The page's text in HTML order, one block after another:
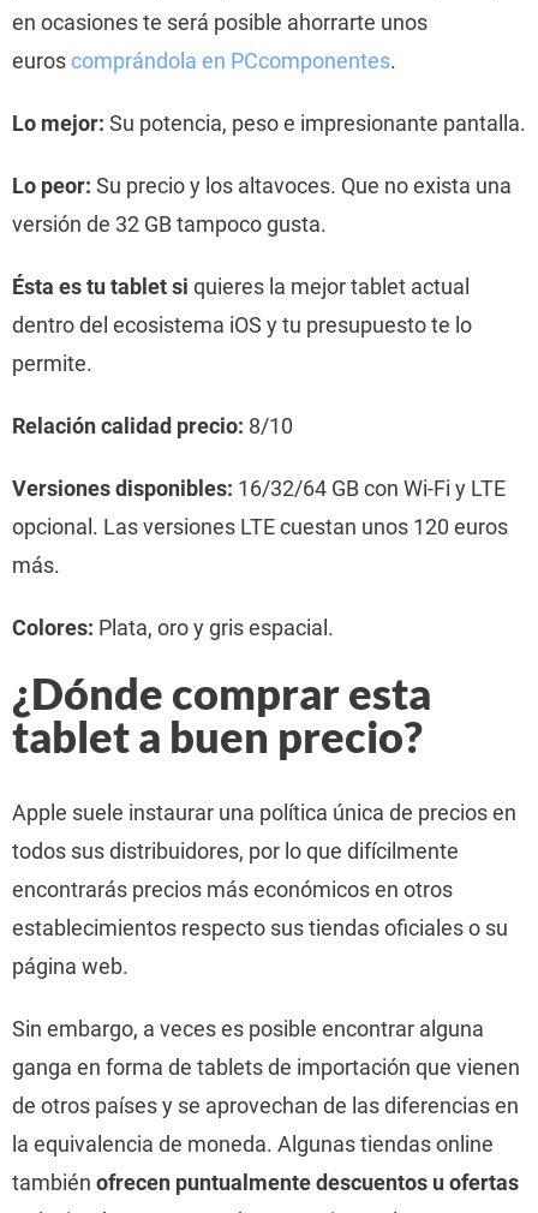
en ocasiones te será posible ahorrarte unos
euroscomprándola en PCcomponentes.
Lo mejor: Su potencia, peso e impresionante pantalla.
Lo peor: Su precio y los altavoces. Que no exista una
versión de 32 GB tampoco gusta.
Ésta es tu tablet si quieres la mejor tablet actual
dentro del ecosistema iOS y tu presupuesto te lo
permite.
Relación calidad precio: 8/10
Versiones disponibles: 16/32/64 GB con Wi-Fi y LTE
opcional. Las versiones LTE cuestan unos 120 euros
más.
Colores: Plata, oro y gris espacial.
¿Dónde comprar esta
tablet a buen precio?
Apple suele instaurar una política única de precios en
todos sus distribuidores, por lo que difícilmente
encontrarás precios más económicos en otros
establecimientos respecto sus tiendas oficiales o su
página web.
Sin embargo, a veces es posible encontrar alguna
ganga en forma de tablets de importación que vienen
de otros países y se aprovechan de las diferencias en
la equivalencia de moneda. Algunas tiendas online
también ofrecen puntualmente descuentos u ofertas